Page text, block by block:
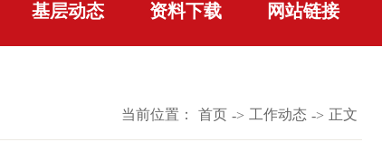
基层动态 资料下载 网站链接
当前位置： 首页 -> 工作动态 -> 正文